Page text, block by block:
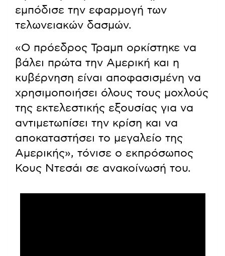
εμπόδισε την εφαρμογή των
τελωνειακών δασμών.
«Ο πρόεδρος Τραμπ ορκίστηκε να
βάλει πρώτα την Αμερική και η
κυβέρνηση είναι αποφασισμένη να
χρησιμοποιήσει όλους τους μοχλούς
της εκτελεστικής εξουσίας για να
αντιμετωπίσει την κρίση και να
αποκαταστήσει το μεγαλείο της
Αμερικής», τόνισε ο εκπρόσωπος
Κους Ντεσάι σε ανακοίνωσή του.